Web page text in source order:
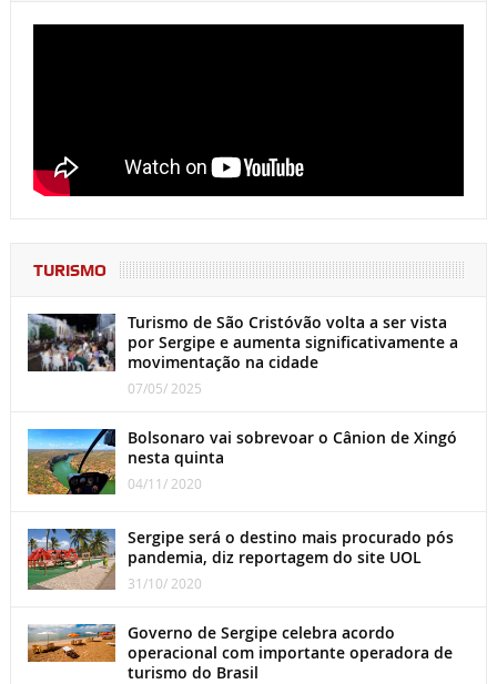
TURISMO
Turismo de São Cristóvão volta a ser vista
por Sergipe e aumenta significativamente a
movimentação na cidade
07/05/ 2025
Bolsonaro vai sobrevoar o Cânion de Xingó
nesta quinta
04/11/ 2020
Sergipe será o destino mais procurado pós
pandemia, diz reportagem do site UOL
31/10/ 2020
Governo de Sergipe celebra acordo
operacional com importante operadora de
turismo do Brasil